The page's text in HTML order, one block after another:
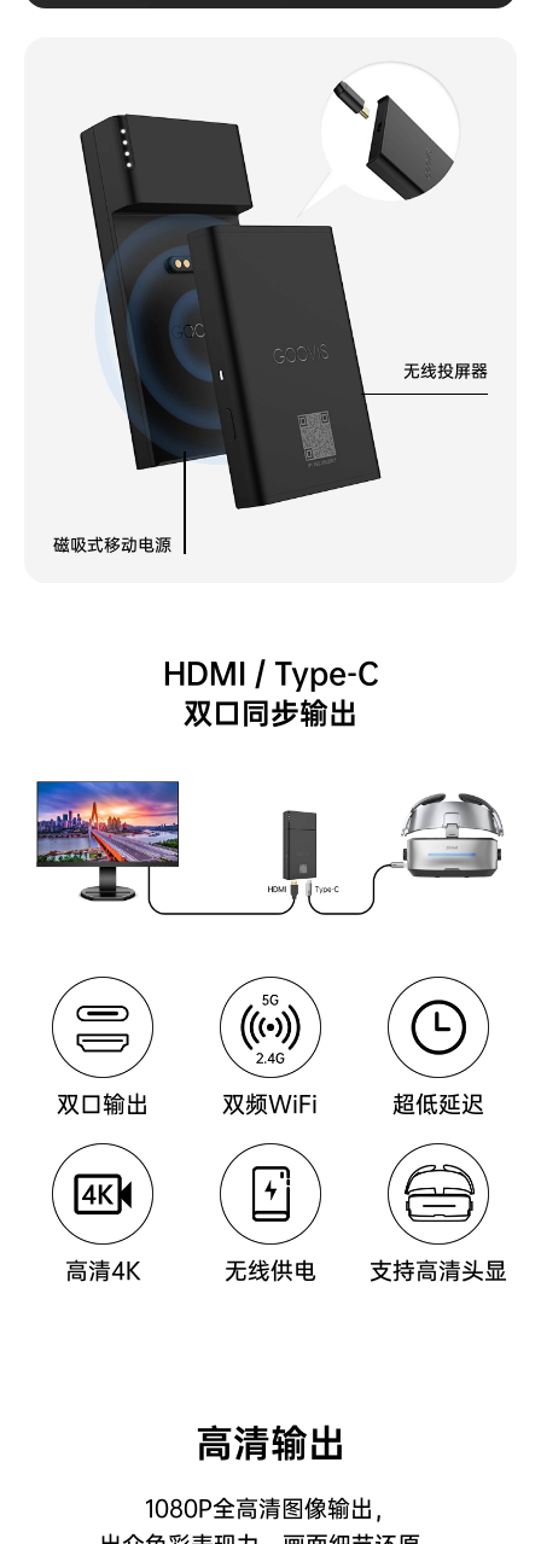
无线投屏器
磁吸式移动电源
HDMI / Type-C
双口同步输出
双口输出 双频WiFi 超低延迟
高清4K 无线供电 支持高清头显
高清输出
1080P全高清图像输出，